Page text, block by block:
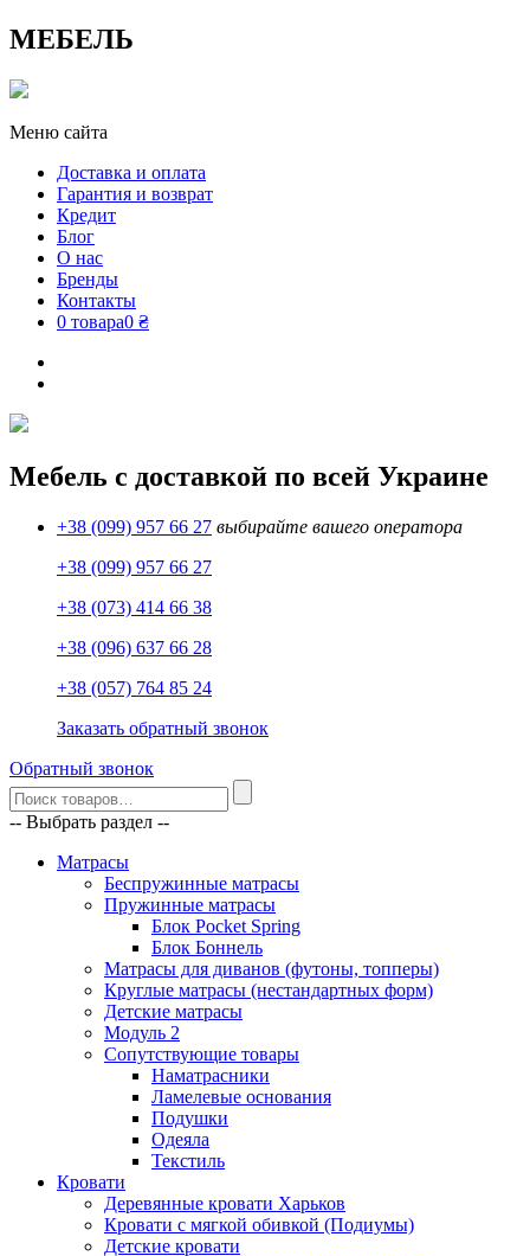
МЕБЕЛЬ
Меню сайта
Доставка и оплата
Гарантия и возврат
Кредит
Блог
О нас
Бренды
Контакты
0 товара0 ₴
Мебель с доставкой по всей Украине
+38 (099) 957 66 27 выбирайте вашего оператора
+38 (099) 957 66 27
+38 (073) 414 66 38
+38 (096) 637 66 28
+38 (057) 764 85 24
Заказать обратный звонок
Обратный звонок
-- Выбрать раздел --
Матрасы
Беспружинные матрасы
Пружинные матрасы
Блок Pocket Spring
Блок Боннель
Матрасы для диванов (футоны, топперы)
Круглые матрасы (нестандартных форм)
Детские матрасы
Модуль 2
Сопутствующие товары
Наматрасники
Ламелевые основания
Подушки
Одеяла
Текстиль
Кровати
Деревянные кровати Харьков
Кровати с мягкой обивкой (Подиумы)
Детские кровати